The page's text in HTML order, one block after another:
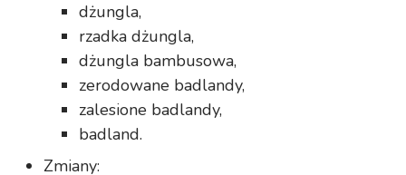
dżungla,
rzadka dżungla,
dżungla bambusowa,
zerodowane badlandy,
zalesione badlandy,
badland.
Zmiany: